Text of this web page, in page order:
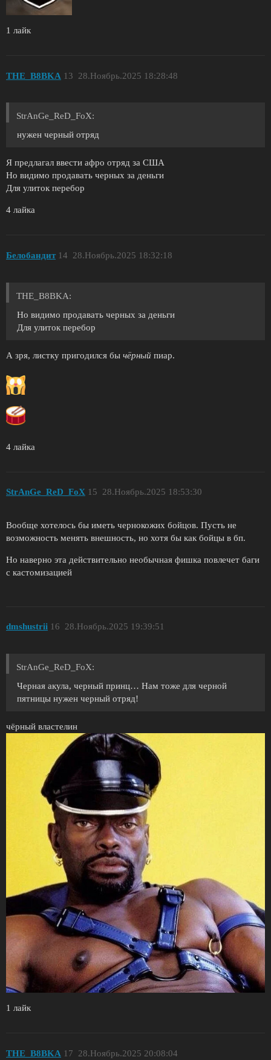
1 лайк
THE_B8BKA 28.Ноябрь.2025 18:28:48
13
StrAnGe_ReD_FoX:
нужен черный отряд
Я предлагал ввести афро отряд за США
Но видимо продавать черных за деньги
Для улиток перебор
4 лайка
Белобандит 28.Ноябрь.2025 18:32:18
14
THE_B8BKA:
Но видимо продавать черных за деньги
Для улиток перебор
А зря, листку пригодился бы чёрный пиар.
4 лайка
StrAnGe_ReD_FoX 28.Ноябрь.2025 18:53:30
15
Вообще хотелось бы иметь чернокожих бойцов. Пусть не
возможность менять внешность, но хотя бы как бойцы в бп.
Но наверно эта действительно необычная фишка повлечет баги
с кастомизацией
dmshustrii 28.Ноябрь.2025 19:39:51
16
StrAnGe_ReD_FoX:
Черная акула, черный принц… Нам тоже для черной
пятницы нужен черный отряд!
чёрный властелин
1 лайк
THE_B8BKA 28.Ноябрь.2025 20:08:04
17